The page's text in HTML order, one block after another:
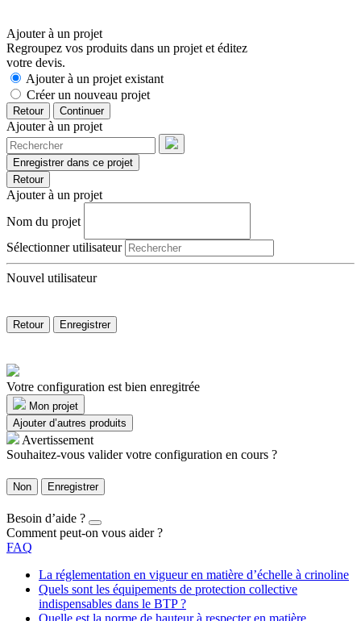
Ajouter à un projet
Regroupez vos produits dans un projet et éditez
votre devis.
Ajouter à un projet existant
Créer un nouveau projet
Retour Continuer
Ajouter à un projet
Enregistrer dans ce projet
Retour
Ajouter à un projet
Nom du projet
Sélectionner utilisateur
Nouvel utilisateur
Retour Enregistrer
Votre configuration est bien enregitrée
Mon projet
Ajouter d’autres produits
Avertissement
Souhaitez-vous valider votre configuration en cours ?
Non Enregistrer
Besoin d’aide ?
Comment peut-on vous aider ?
FAQ
La réglementation en vigueur en matière d’échelle à crinoline
Quels sont les équipements de protection collective
indispensables dans le BTP ?
Quelle est la norme de hauteur à respecter en matière